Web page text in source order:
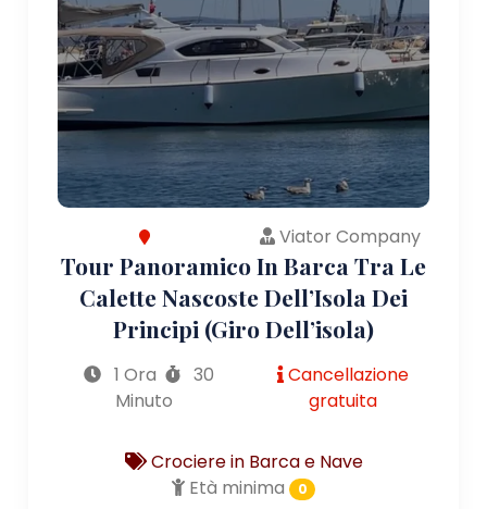
Viator Company
Tour Panoramico In Barca Tra Le
Calette Nascoste Dell’Isola Dei
Principi (giro Dell’isola)
1 Ora
30
Minuto
Cancellazione
gratuita
Crociere in Barca e Nave
Età minima
0